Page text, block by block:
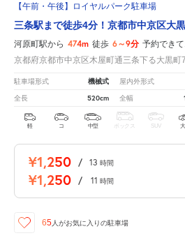
【午前・午後】ロイヤルパーク駐車場
三条駅まで徒歩4分！京都市中京区大
河原町駅から 474m 徒歩 6～9分 予約できて
京都府京都市中京区木屋町通三条下る大黒
駐車場形式 機械式 屋内外形式
全長 520cm 全幅
軽 コ 中型 ボックス SUV
¥1,250 / 13 時間
¥1,250 / 11 時間
65 人がお気に入りの駐車場